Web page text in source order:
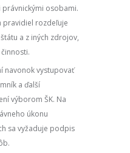
osobami.
pravidiel rozdeľuje
a z iných zdrojov,
navonok vystupovať
a ďalší
výborom ŠK. Na
úkonu
sa vyžaduje podpis